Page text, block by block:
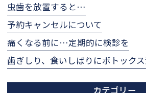
虫歯を放置すると…
予約キャンセルについて
痛くなる前に…定期的に検診を
歯ぎしり、食いしばりにボトック
カテゴリー